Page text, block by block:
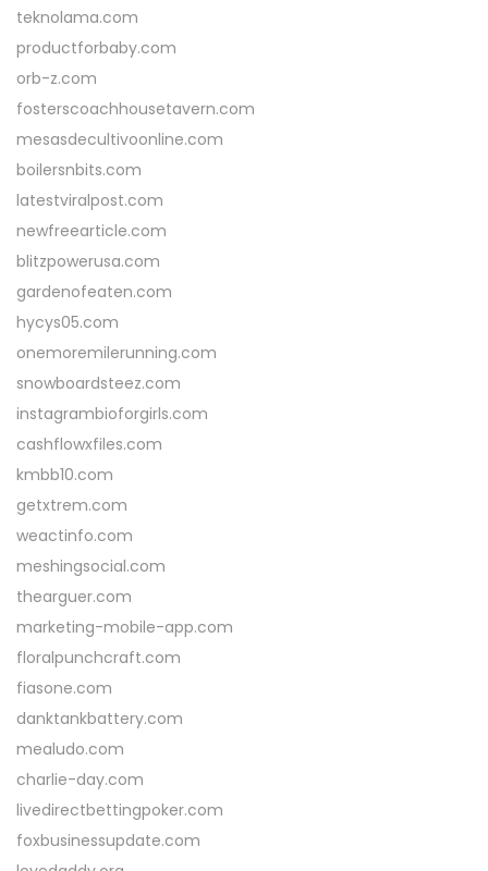
teknolama.com
productforbaby.com
orb-z.com
fosterscoachhousetavern.com
mesasdecultivoonline.com
boilersnbits.com
latestviralpost.com
newfreearticle.com
blitzpowerusa.com
gardenofeaten.com
hycys05.com
onemoremilerunning.com
snowboardsteez.com
instagrambioforgirls.com
cashflowxfiles.com
kmbb10.com
getxtrem.com
weactinfo.com
meshingsocial.com
thearguer.com
marketing-mobile-app.com
floralpunchcraft.com
fiasone.com
danktankbattery.com
mealudo.com
charlie-day.com
livedirectbettingpoker.com
foxbusinessupdate.com